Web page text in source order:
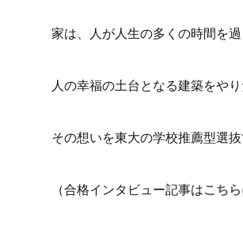
家は、人が人生の多くの時間を
人の幸福の土台となる建築をや
その想いを東大の学校推薦型選
（合格インタビュー記事はこちら